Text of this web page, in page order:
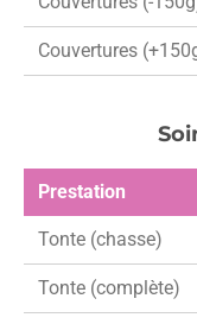
Couvertures
Prestation
Tonte (chasse)
Tonte (complète)